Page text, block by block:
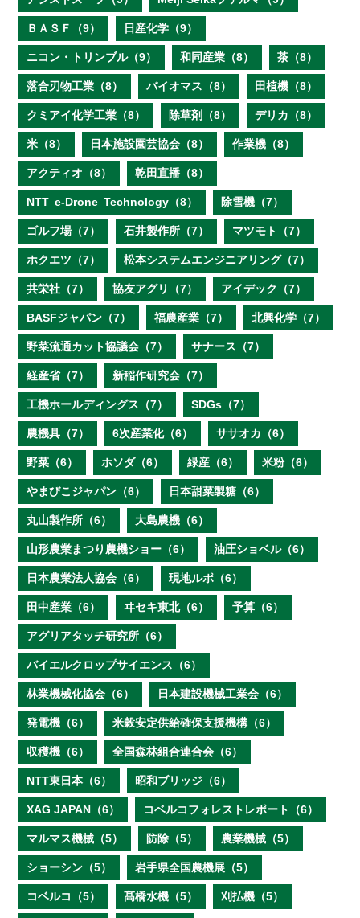
ＢＡＳＦ（9） 日産化学（9）
ニコン・トリンブル（9） 和同産業（8） 茶（8）
落合刃物工業（8） バイオマス（8） 田植機（8）
クミアイ化学工業（8） 除草剤（8） デリカ（8）
米（8） 日本施設園芸協会（8） 作業機（8）
アクティオ（8） 乾田直播（8）
NTT e‐Drone Technology（8） 除雪機（7）
ゴルフ場（7） 石井製作所（7） マツモト（7）
ホクエツ（7） 松本システムエンジニアリング（7）
共栄社（7） 協友アグリ（7） アイデック（7）
BASFジャパン（7） 福農産業（7） 北興化学（7）
野菜流通カット協議会（7） サナース（7）
経産省（7） 新稲作研究会（7）
工機ホールディングス（7） SDGs（7）
農機具（7） 6次産業化（6） ササオカ（6）
野菜（6） ホソダ（6） 緑産（6） 米粉（6）
やまびこジャパン（6） 日本甜菜製糖（6）
丸山製作所（6） 大島農機（6）
山形農業まつり農機ショー（6） 油圧ショベル（6）
日本農業法人協会（6） 現地ルポ（6）
田中産業（6） ヰセキ東北（6） 予算（6）
アグリアタッチ研究所（6）
バイエルクロップサイエンス（6）
林業機械化協会（6） 日本建設機械工業会（6）
発電機（6） 米穀安定供給確保支援機構（6）
収穫機（6） 全国森林組合連合会（6）
NTT東日本（6） 昭和ブリッジ（6）
XAG JAPAN（6） コベルコフォレストレポート（6）
マルマス機械（5） 防除（5） 農業機械（5）
ショーシン（5） 岩手県全国農機展（5）
コベルコ（5） 髙橋水機（5） 刈払機（5）